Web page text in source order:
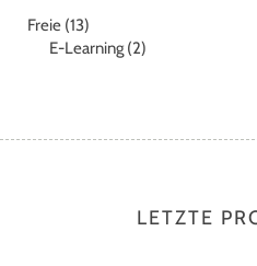
Freie (13)
E-Learning (2)
LETZTE